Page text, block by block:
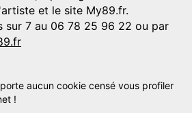
et le site My89.fr.
sur 7 au 06 78 25 96 22 ou par
aucun cookie censé vous profiler
!